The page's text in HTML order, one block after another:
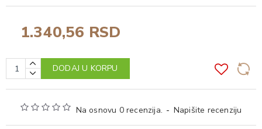
Na osnovu 0 recenzija. - Napišite recenziju
1.340,56 RSD
DODAJ U KORPU